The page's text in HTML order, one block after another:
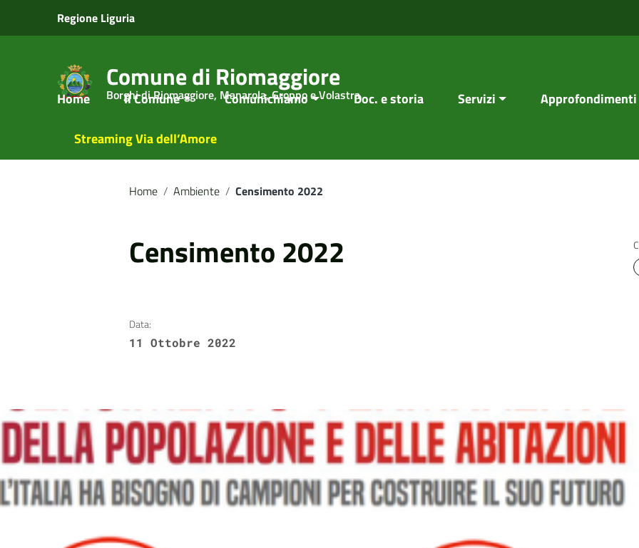
Vai ai contenuti
Vai al menu di navigazione
Regione Liguria
Comune di Riomaggiore
Borghi di Riomaggiore, Manarola, Groppo e Volastra
Home Il Comune Comunichiamo Doc. e storia Servizi Approfondimenti
Streaming Via dell’Amore
Home / Ambiente / Censimento 2022
Censimento 2022
Data:
11 Ottobre 2022